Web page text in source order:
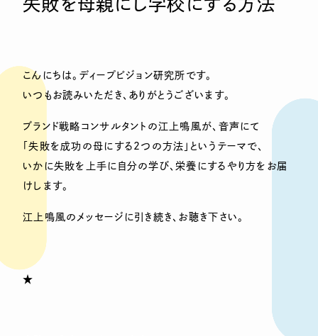
失敗を母親にし学校にする方法
こんにちは。ディープビジョン研究所です。
いつもお読みいただき、ありがとうございます。
ブランド戦略コンサルタントの江上鳴風が、音声にて
「失敗を成功の母にする2つの方法」というテーマで、
いかに失敗を上手に自分の学び、栄養にするやり方をお届
けします。
江上鳴風のメッセージに引き続き、お聴き下さい。
★